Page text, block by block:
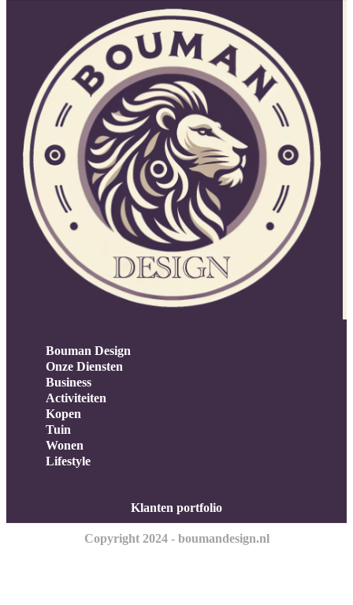
Bouman Design
Onze Diensten
Business
Activiteiten
Kopen
Tuin
Wonen
Lifestyle
Klanten portfolio
Copyright 2024 - boumandesign.nl